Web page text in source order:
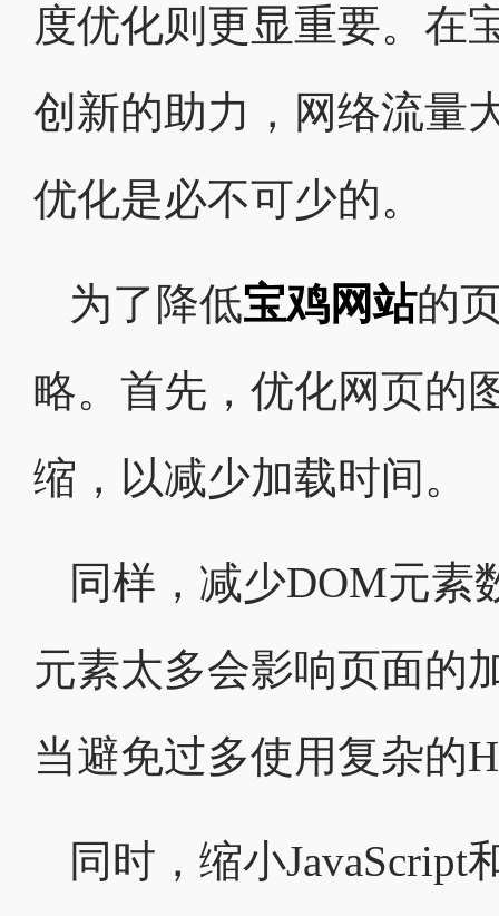
度优化则更显重要。在
创新的助力，网络流量
优化是必不可少的。
为了降低宝鸡网站的
略。首先，优化网页的
缩，以减少加载时间。
同样，减少DOM元素
元素太多会影响页面的
当避免过多使用复杂的
同时，缩小